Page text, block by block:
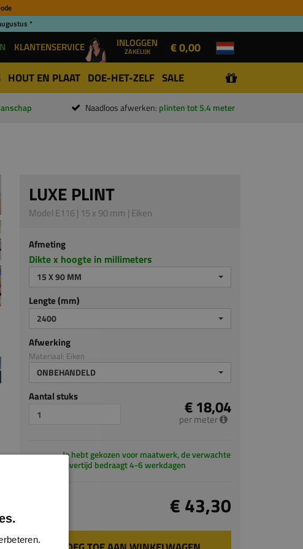
*
KLANTENSERVICE INLOGGEN
ZAKELIJK € 0,00
HOUT EN PLAAT DOE-HET-ZELF SALE
Naadloos afwerken: plinten tot 5.4 meter
LUXE PLINT
Model E116 | 15 x 90 mm | Eiken
Afmeting
Dikte x hoogte in millimeters
15 X 90 MM
Lengte (mm)
2400
Afwerking
Materiaal: Eiken
ONBEHANDELD
Aantal stuks € 18,04
per meter
Je hebt gekozen voor maatwerk, de verwachte
levertijd bedraagt 4-6 werkdagen
€ 43,30